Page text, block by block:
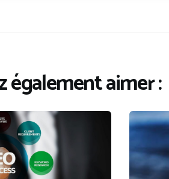
également aimer :